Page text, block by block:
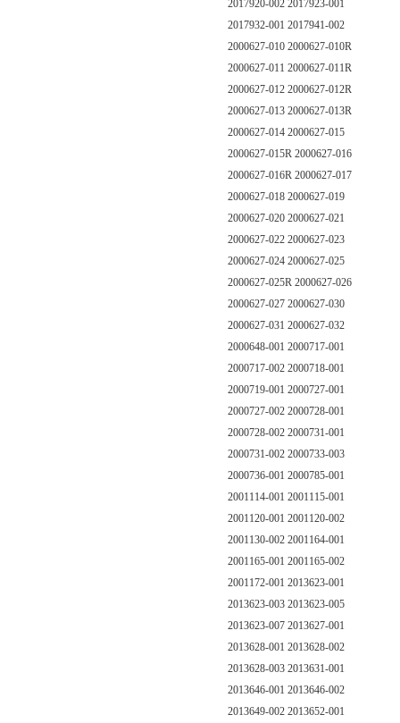
2017920-002 2017923-001
2017932-001 2017941-002
2000627-010 2000627-010R
2000627-011 2000627-011R
2000627-012 2000627-012R
2000627-013 2000627-013R
2000627-014 2000627-015
2000627-015R 2000627-016
2000627-016R 2000627-017
2000627-018 2000627-019
2000627-020 2000627-021
2000627-022 2000627-023
2000627-024 2000627-025
2000627-025R 2000627-026
2000627-027 2000627-030
2000627-031 2000627-032
2000648-001 2000717-001
2000717-002 2000718-001
2000719-001 2000727-001
2000727-002 2000728-001
2000728-002 2000731-001
2000731-002 2000733-003
2000736-001 2000785-001
2001114-001 2001115-001
2001120-001 2001120-002
2001130-002 2001164-001
2001165-001 2001165-002
2001172-001 2013623-001
2013623-003 2013623-005
2013623-007 2013627-001
2013628-001 2013628-002
2013628-003 2013631-001
2013646-001 2013646-002
2013649-002 2013652-001